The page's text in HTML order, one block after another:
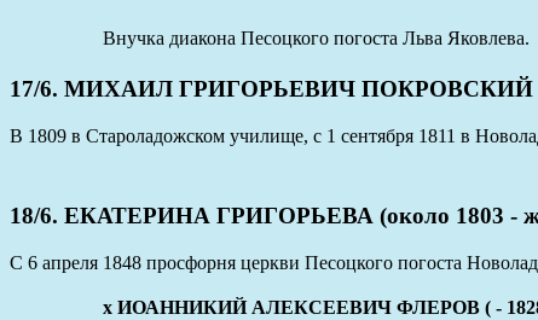
Внучка диакона Песоцкого погоста Льва Яковлева.
17/6. МИХАИЛ ГРИГОРЬЕВИЧ ПОКРОВСКИЙ
В 1809 в Староладожском училище, с 1 сентября 1811 в
18/6. ЕКАТЕРИНА ГРИГОРЬЕВА (около 1803 -
С 6 апреля 1848 просфорня церкви Песоцкого погоста
x ИОАННИКИЙ АЛЕКСЕЕВИЧ ФЛЕРОВ ( -